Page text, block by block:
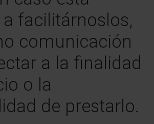
facilitárnoslos,
comunicación
a la finalidad
o la
de prestarlo.